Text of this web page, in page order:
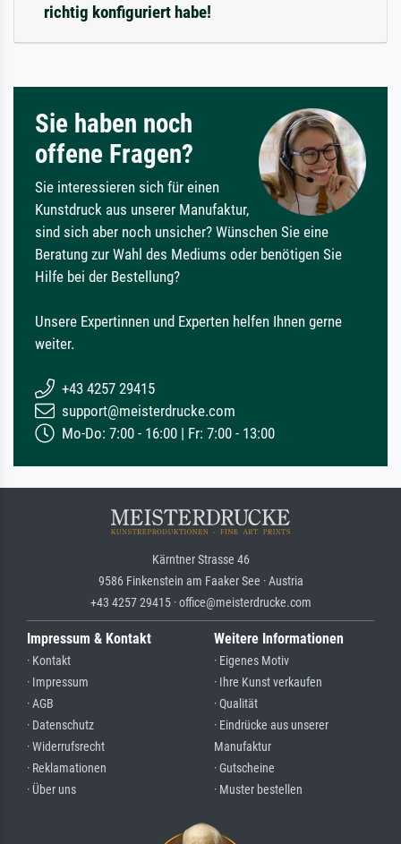
richtig konfiguriert habe!
Sie haben noch
offene Fragen?
Sie interessieren sich für einen
Kunstdruck aus unserer Manufaktur,
sind sich aber noch unsicher? Wünschen Sie eine
Beratung zur Wahl des Mediums oder benötigen Sie
Hilfe bei der Bestellung?
Unsere Expertinnen und Experten helfen Ihnen gerne
weiter.
+43 4257 29415
support@meisterdrucke.com
Mo-Do: 7:00 - 16:00 | Fr: 7:00 - 13:00
Kärntner Strasse 46
9586 Finkenstein am Faaker See · Austria
+43 4257 29415 · office@meisterdrucke.com
Impressum & Kontakt
· Kontakt
· Impressum
· AGB
· Datenschutz
· Widerrufsrecht
· Reklamationen
· Über uns
Weitere Informationen
· Eigenes Motiv
· Ihre Kunst verkaufen
· Qualität
· Eindrücke aus unserer
Manufaktur
· Gutscheine
· Muster bestellen